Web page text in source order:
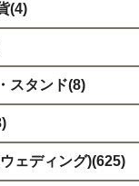
(4)
スタンド(8)
ェディング)(625)